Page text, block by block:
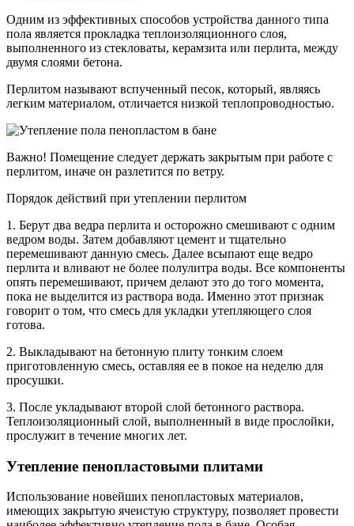
Одним из эффективных способов устройства данного типа
пола является прокладка теплоизоляционного слоя,
выполненного из стекловаты, керамзита или перлита, между
двумя слоями бетона.
Перлитом называют вспученный песок, который, являясь
легким материалом, отличается низкой теплопроводностью.
Важно! Помещение следует держать закрытым при работе с
перлитом, иначе он разлетится по ветру.
Порядок действий при утеплении перлитом
1. Берут два ведра перлита и осторожно смешивают с одним
ведром воды. Затем добавляют цемент и тщательно
перемешивают данную смесь. Далее всыпают еще ведро
перлита и вливают не более полулитра воды. Все компоненты
опять перемешивают, причем делают это до того момента,
пока не выделится из раствора вода. Именно этот признак
говорит о том, что смесь для укладки утепляющего слоя
готова.
2. Выкладывают на бетонную плиту тонким слоем
приготовленную смесь, оставляя ее в покое на неделю для
просушки.
3. После укладывают второй слой бетонного раствора.
Теплоизоляционный слой, выполненный в виде прослойки,
прослужит в течение многих лет.
Утепление пенопластовыми плитами
Использование новейших пенопластовых материалов,
имеющих закрытую ячеистую структуру, позволяет провести